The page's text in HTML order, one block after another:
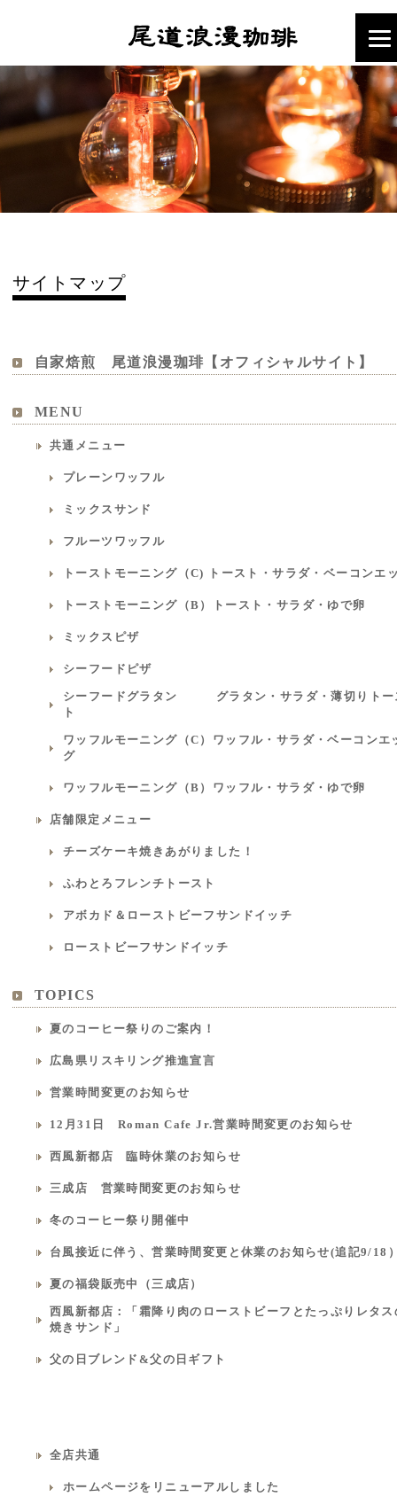
サイトマップ
自家焙煎 尾道浪漫珈琲【オフィシャルサイト】
MENU
共通メニュー
プレーンワッフル
ミックスサンド
フルーツワッフル
トーストモーニング（C) トースト・サラダ・ベーコンエ
トーストモーニング（B）トースト・サラダ・ゆで卵
ミックスピザ
シーフードピザ
シーフードグラタン グラタン・サラダ・薄切りトー
ト
ワッフルモーニング（C）ワッフル・サラダ・ベーコンエ
グ
ワッフルモーニング（B）ワッフル・サラダ・ゆで卵
店舗限定メニュー
チーズケーキ焼きあがりました！
ふわとろフレンチトースト
アボカド＆ローストビーフサンドイッチ
ローストビーフサンドイッチ
TOPICS
夏のコーヒー祭りのご案内！
広島県リスキリング推進宣言
営業時間変更のお知らせ
12月31日 Roman Cafe Jr.営業時間変更のお知らせ
西風新都店 臨時休業のお知らせ
三成店 営業時間変更のお知らせ
冬のコーヒー祭り開催中
台風接近に伴う、営業時間変更と休業のお知らせ(追記9/18
夏の福袋販売中（三成店）
西風新都店：「霜降り肉のローストビーフとたっぷりレタス
焼きサンド」
父の日ブレンド&父の日ギフト
全店共通
ホームページをリニューアルしました